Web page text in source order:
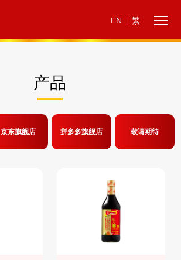
EN 繁
产品
京东旗舰店 拼多多旗舰店 敬请期待